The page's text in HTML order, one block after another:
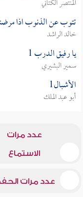
المنتصر الكتاني
تتوب عن الذنوب اذا
خالد الراشد
يا رفيق الدرب 1
سمير البشيري
الأشبال1
أبو عبد الملك
عدد مرات
الاستماع
عدد مرات